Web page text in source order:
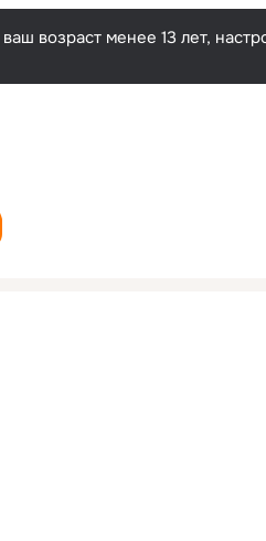
возраст менее 13 лет,